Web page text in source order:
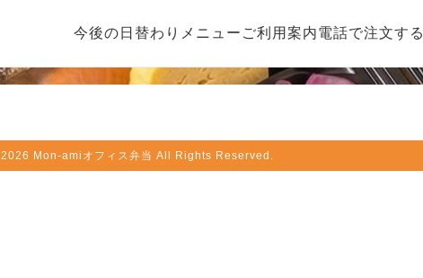
今後の日替わりメニュー ご利用案内電話で注文する
2026 Mon-amiオフィス弁当 All Rights Reserved.